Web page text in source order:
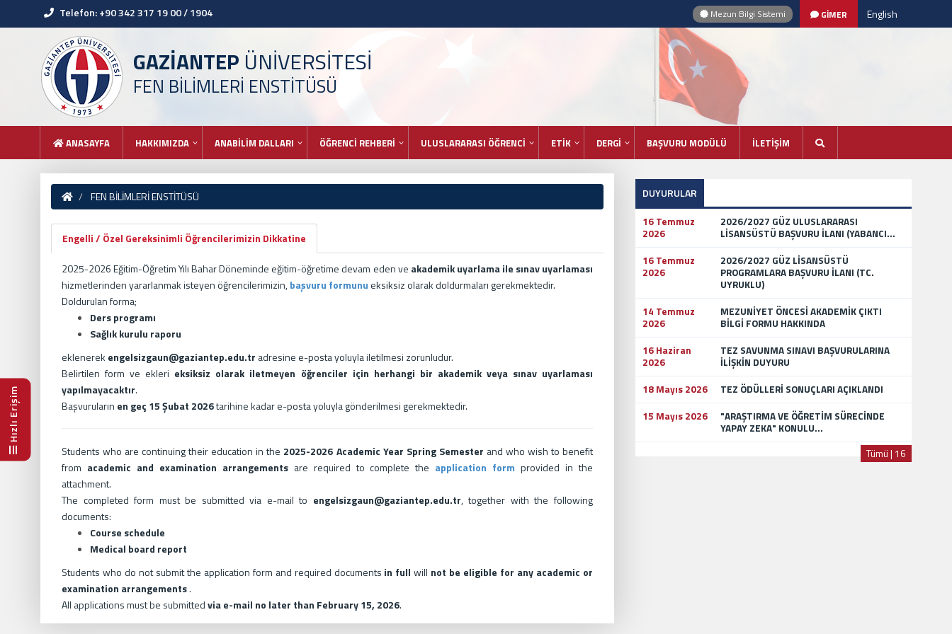
Hızlı Erişim
Telefon: +90 342 317 19 00 / 1904 Mezun Bilgi Sistemi GİMER English
GAZİANTEP ÜNİVERSİTESİ
FEN BİLİMLERİ ENSTİTÜSÜ
ANASAYFA HAKKIMIZDA ANABİLİM DALLARI ÖĞRENCİ REHBERİ ULUSLARARASI ÖĞRENCİ ETİK DERGİ BAŞVURU MODÜLÜ İLETİŞİM
FEN BİLİMLERİ ENSTİTÜSÜ
Engelli / Özel Gereksinimli Öğrencilerimizin Dikkatine
2025-2026 Eğitim-Öğretim Yılı Bahar Döneminde eğitim-öğretime devam eden ve akademik uyarlama ile sınav uyarlaması
hizmetlerinden yararlanmak isteyen öğrencilerimizin,başvuru formunu eksiksiz olarak doldurmaları gerekmektedir.
Doldurulan forma;
Ders programı
Sağlık kurulu raporu
eklenerek engelsizgaun@gaziantep.edu.tr adresine e-posta yoluyla iletilmesi zorunludur.
Belirtilen form ve ekleri eksiksiz olarak iletmeyen öğrenciler için herhangi bir akademik veya sınav uyarlaması
yapılmayacaktır.
Başvuruların en geç 15 Şubat 2026tarihine kadar e-posta yoluyla gönderilmesi gerekmektedir.
Students who are continuing their education in the 2025-2026 Academic Year Spring Semester and who wish to benefit
from academic and examination arrangements are required to complete the application form provided in the
attachment.
The completed form must be submitted via e-mail to engelsizgaun@gaziantep.edu.tr, together with the following
documents:
Course schedule
Medical board report
Students who do not submit the application form and required documents in full will not be eligible for any academic or
examination arrangements.
All applications must be submittedvia e-mail no later than February 15, 2026.
DUYURULAR
16 Temmuz
2026
2026/2027 GÜZ ULUSLARARASI
LİSANSÜSTÜ BAŞVURU İLANI (YABANCI...
16 Temmuz
2026
2026/2027 GÜZ LİSANSÜSTÜ
PROGRAMLARA BAŞVURU İLANI (TC.
UYRUKLU)
14 Temmuz
2026
MEZUNİYET ÖNCESİ AKADEMİK ÇIKTI
BİLGİ FORMU HAKKINDA
16 Haziran
2026
TEZ SAVUNMA SINAVI BAŞVURULARINA
İLİŞKİN DUYURU
18 Mayıs 2026
TEZ ÖDÜLLERİ SONUÇLARI AÇIKLANDI
15 Mayıs 2026
"ARAŞTIRMA VE ÖĞRETİM SÜRECİNDE
YAPAY ZEKA" KONULU...
Tümü | 16